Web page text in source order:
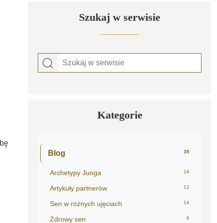
Szukaj w serwisie
Kategorie
Blog 39
Archetypy Junga 14
Artykuły partnerów 12
Sen w różnych ujęciach 14
Zdrowy sen 6